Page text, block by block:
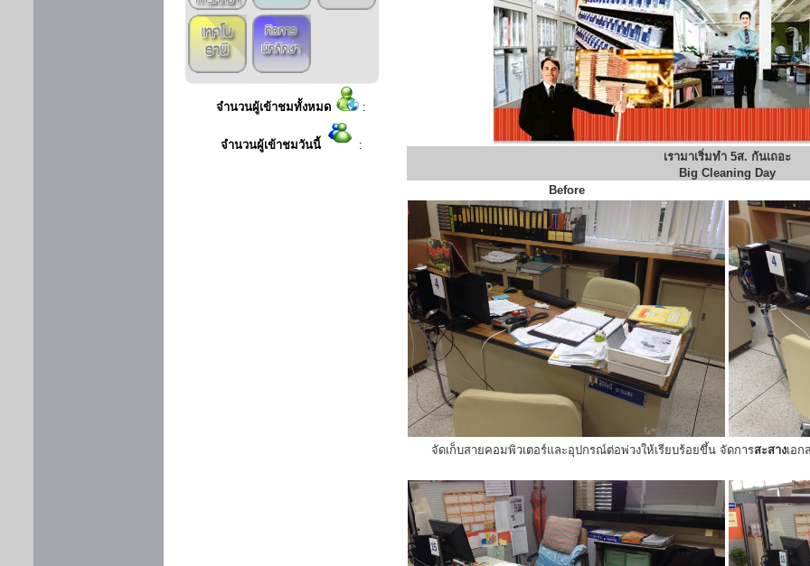
จำนวนผู้เข้าชมทั้งหมด :
จำนวนผู้เข้าชมวันนี้ :
เรามาเริ่มทำ 5ส. กันเถอะ
Big Cleaning Day
Before
จัดเก็บสายคอมพิวเตอร์และอุปกรณ์ต่อพ่วงให้เรียบร้อยขึ้น จัดการสะสางเอก